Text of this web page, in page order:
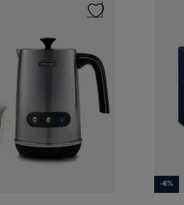
-6%